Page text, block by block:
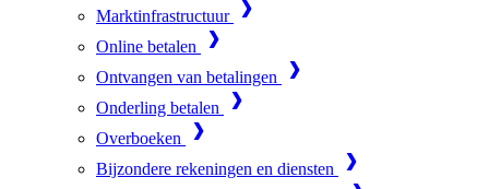
Marktinfrastructuur
Online betalen
Ontvangen van betalingen
Onderling betalen
Overboeken
Bijzondere rekeningen en diensten